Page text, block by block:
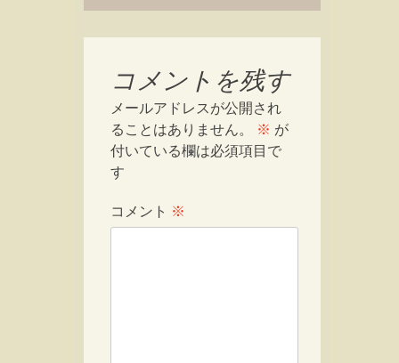
コメントを残す
メールアドレスが公開され
ることはありません。
※ が
付いている欄は必須項目で
す
コメント ※